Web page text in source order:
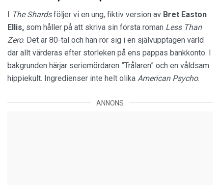
I The Shardsföljer vi en ung, fiktiv version av Bret Easton
Ellis, som håller på att skriva sin första roman Less Than
Zero. Det är 80-tal och han rör sig i en självupptagen värld
där allt värderas efter storleken på ens pappas bankkonto. I
bakgrunden härjar seriemördaren ”Trålaren” och en våldsam
hippiekult. Ingredienser inte helt olika American Psycho.
ANNONS